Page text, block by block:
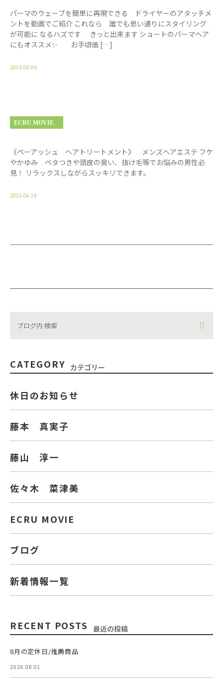
パーマのウェーブを簡単に再現できる ドライヤーのアタッチメ
ントを動画でご紹介 これなら 誰でも思い通りにスタイリング
が可能に なるハズです きっと出来ます ショートのパーマヘア
にもオススメ✨ お手頃価 […]
2016.04.06
ECRU MOVIE
《ペーアッシュ ヘアトリートメント》 メンズヘアエステ フケ
やかゆみ ベタつきや頭皮の臭い、抜け毛等でお悩みの男性必
見！ リラックスしながらスッキリできます。
2015.04.19
CATEGORY カテゴリー
休日のお知らせ
藤本 真実子
藤山 淳一
佐々木 菜津美
ECRU MOVIE
ブログ
新着情報一覧
RECENT POSTS 最近の投稿
8月の定休日/推薦商品
2026.08.01